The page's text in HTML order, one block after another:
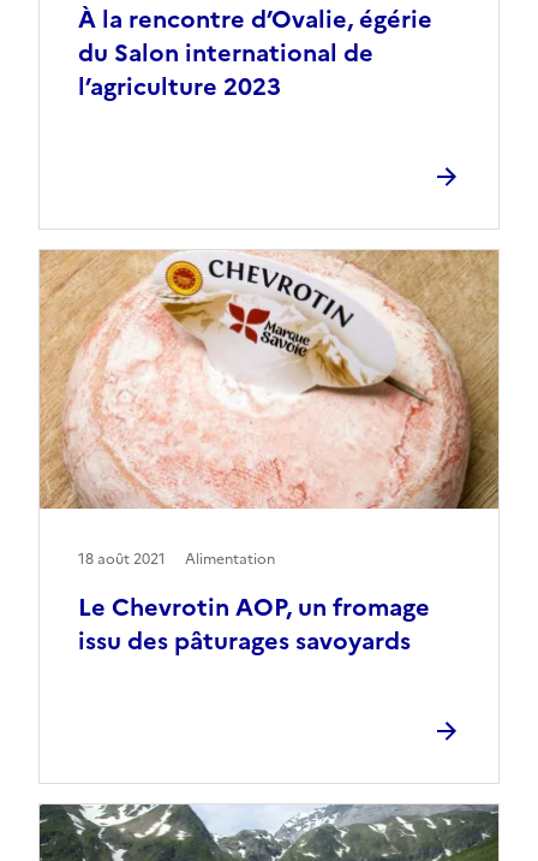
À la rencontre d’Ovalie, égérie
du Salon international de
l’agriculture 2023
Le Chevrotin AOP, un fromage
issu des pâturages savoyards
18 août 2021 Alimentation